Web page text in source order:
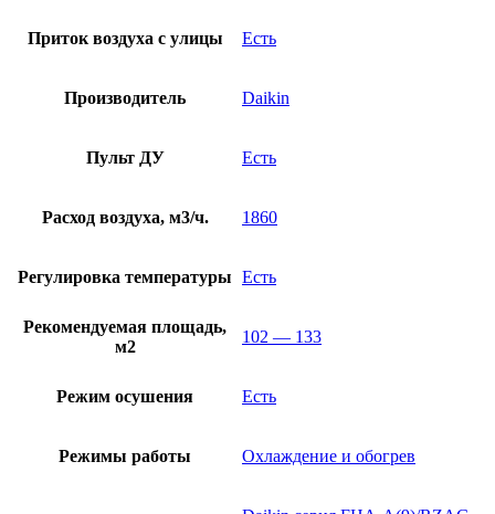
Приток воздуха с улицы Есть
Производитель Daikin
Пульт ДУ Есть
Расход воздуха, м3/ч. 1860
Регулировка температуры Есть
Рекомендуемая площадь,
м2
102 — 133
Режим осушения Есть
Режимы работы Охлаждение и обогрев